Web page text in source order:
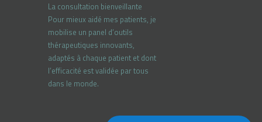
La consultation bienveillante
Pour mieux aidé mes patients, je
mobilise un panel d’outils
thérapeutiques innovants,
adaptés à chaque patient et dont
l’efficacité est validée par tous
dans le monde.